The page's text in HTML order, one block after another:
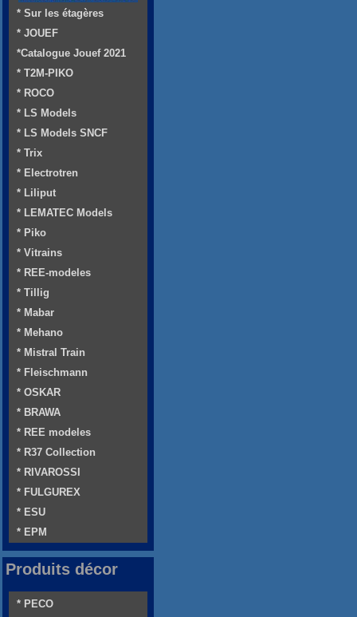
* Sur les étagères
* JOUEF
*Catalogue Jouef 2021
* T2M-PIKO
* ROCO
* LS Models
* LS Models SNCF
* Trix
* Electrotren
* Liliput
* LEMATEC Models
* Piko
* Vitrains
* REE-modeles
* Tillig
* Mabar
* Mehano
* Mistral Train
* Fleischmann
* OSKAR
* BRAWA
* REE modeles
* R37 Collection
* RIVAROSSI
* FULGUREX
* ESU
* EPM
Produits décor
* PECO